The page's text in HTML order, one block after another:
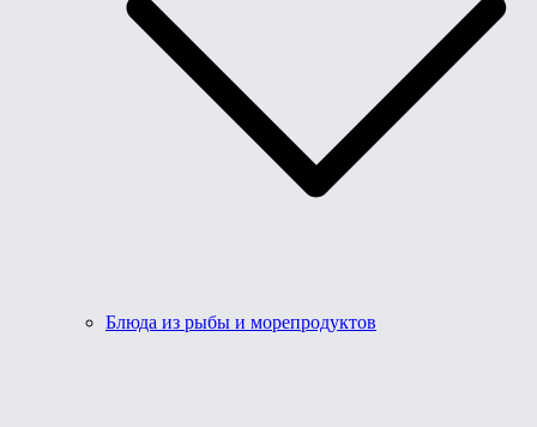
Блюда из рыбы и морепродуктов